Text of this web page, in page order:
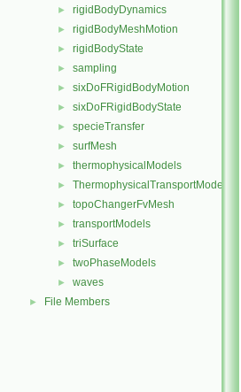
► rigidBodyDynamics
► rigidBodyMeshMotion
► rigidBodyState
► sampling
► sixDoFRigidBodyMotion
► sixDoFRigidBodyState
► specieTransfer
► surfMesh
► thermophysicalModels
► ThermophysicalTransportModels
► topoChangerFvMesh
► transportModels
► triSurface
► twoPhaseModels
► waves
► File Members